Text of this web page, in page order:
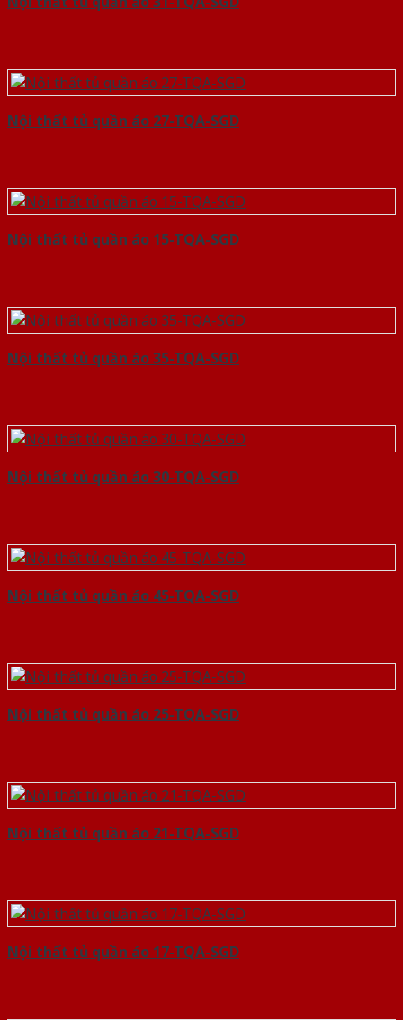
Nội thất tủ quần áo 27-TQA-SGD
Nội thất tủ quần áo 15-TQA-SGD
Nội thất tủ quần áo 35-TQA-SGD
Nội thất tủ quần áo 30-TQA-SGD
Nội thất tủ quần áo 45-TQA-SGD
Nội thất tủ quần áo 25-TQA-SGD
Nội thất tủ quần áo 21-TQA-SGD
Nội thất tủ quần áo 17-TQA-SGD